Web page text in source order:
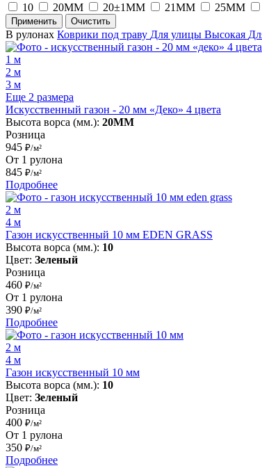
10
20MM 20±1MM 21MM 25MM
Применить Очистить
В рулонах Коврики под траву Для улицы Высокая
1 м
2 м
3 м
Еще 2 размера
Искусственный газон - 20 мм «Деко» 4 цвета
Высота ворса (мм.): 20MM
Розница
945 ₽/м²
От 1 рулона
845 ₽/м²
Подробнее
2 м
4 м
Газон искусственный 10 мм EDEN GRASS
Высота ворса (мм.): 10
Цвет: Зеленый
Розница
460 ₽/м²
От 1 рулона
390 ₽/м²
Подробнее
2 м
4 м
Газон искусственный 10 мм
Высота ворса (мм.): 10
Цвет: Зеленый
Розница
400 ₽/м²
От 1 рулона
350 ₽/м²
Подробнее